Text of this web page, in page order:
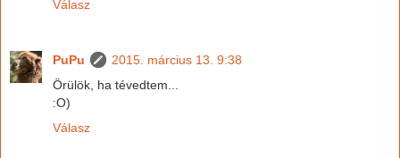
Válasz
PuPu
2015. március 13. 9:38
Örülök, ha tévedtem...
:O)
Válasz